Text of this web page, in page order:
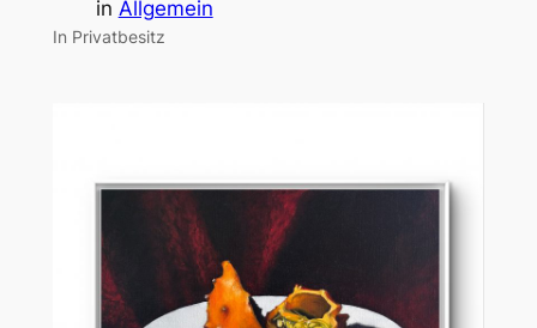
in Allgemein
In Privatbesitz